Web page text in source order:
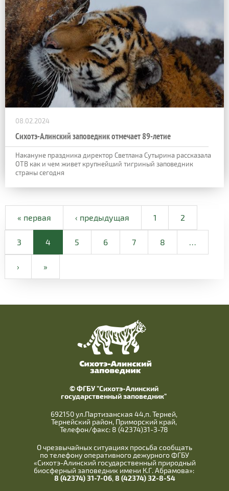
08.02.2024
Сихотэ-Алинский заповедник отмечает 89-летие
Накануне праздника директор Светлана Сутырина рассказала
ОТВ как и чем живет крупнейший тигриный заповедник
страны сегодня
« первая ‹ предыдущая 1 2
3 4 5 6 7 8 …
› »
© ФГБУ "Сихотэ-Алинский
государственный заповедник"
692150 ул.Партизанская 44,п. Терней,
Тернейский район, Приморский край,
Телефон/факс: 8 (42374)31-3-78
О чрезвычайных ситуациях просьба сообщать
по телефону оперативного дежурного ФГБУ
«Сихотэ-Алинский государственный природный
биосферный заповедник имени К.Г. Абрамова»:
8 (42374) 31-7-06,8 (42374) 32-8-54